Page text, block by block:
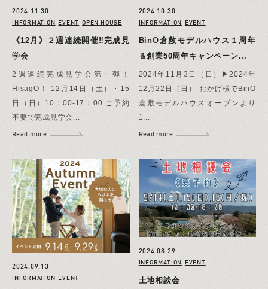
2024.11.30
INFORMATION EVENT OPEN HOUSE
《12月》２週連続開催‼完成見
学会
2週連続完成見学会第一弾！
HisagO！ 12月14日（土）・15
日（日）10：00-17：00 ご予約
不要で完成見学会...
Read more
2024.10.30
INFORMATION EVENT
BinO倉敷モデルハウス１周年
＆創業50周年キャンペーン...
2024年11月3日（日）▶2024年
12月22日（日） おかげ様でBinO
倉敷モデルハウスオープンより
1...
Read more
2024.09.13
INFORMATION EVENT
2024.08.29
INFORMATION EVENT
土地相談会